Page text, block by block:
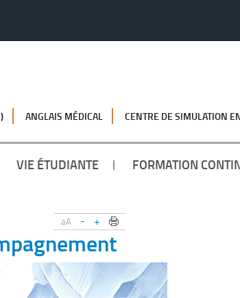
ANGLAIS MÉDICAL CENTRE DE SIMULATION
VIE ÉTUDIANTE FORMATION
aA - +